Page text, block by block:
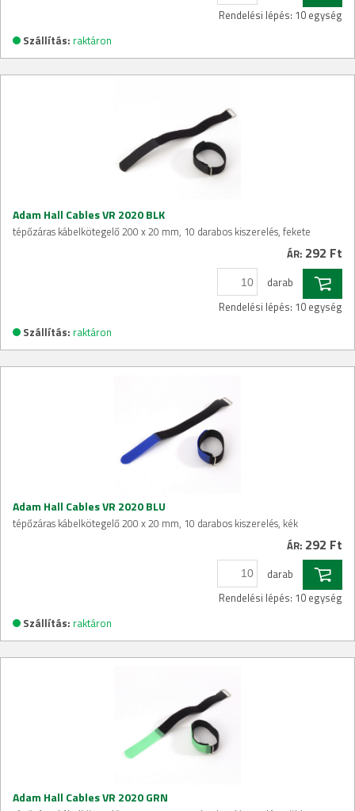
Rendelési lépés: 10 egység
Szállítás: raktáron
Adam Hall Cables VR 2020 BLK
tépőzáras kábelkötegelő 200 x 20 mm, 10 darabos kiszerelés, fekete
ÁR: 292 Ft
darab
Rendelési lépés: 10 egység
Szállítás: raktáron
Adam Hall Cables VR 2020 BLU
tépőzáras kábelkötegelő 200 x 20 mm, 10 darabos kiszerelés, kék
ÁR: 292 Ft
darab
Rendelési lépés: 10 egység
Szállítás: raktáron
Adam Hall Cables VR 2020 GRN